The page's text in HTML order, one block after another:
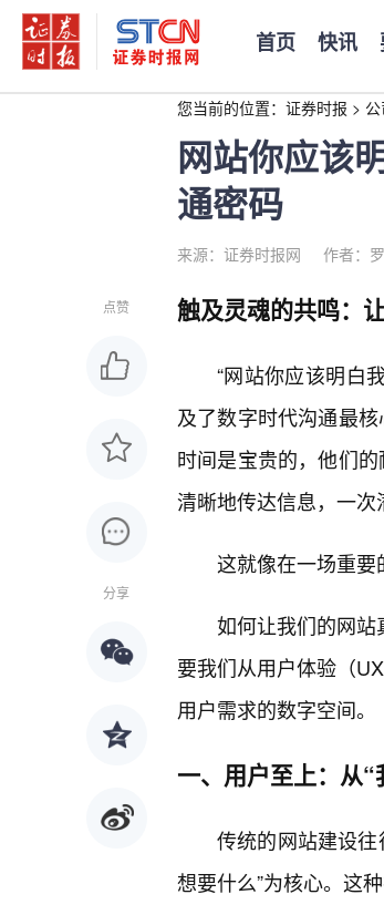
首页 快讯
您当前的位置： 证券时报 >
网站你应该
通密码
来源：证券时报网 作者：
点赞
分享
触及灵魂的共鸣：
“网站你应该明白
及了数字时代沟通最
时间是宝贵的，他们
清晰地传达信息，一次
这就像在一场重要
如何让我们的网站
要我们从用户体验（
用户需求的数字空间。
一、用户至上：从
传统的网站建设往
想要什么”为核心。这